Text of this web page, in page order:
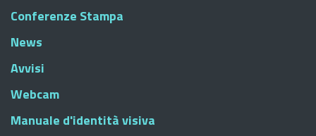
Conferenze Stampa
News
Avvisi
Webcam
Manuale d'identità visiva